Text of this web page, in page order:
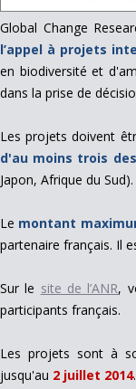
Global Change
l’appel à projets
en biodiversité et
dans la prise de
Les projets doivent
d'au moins trois
Japon, Afrique du Sud).
Le montant
partenaire français. Il
Sur le site de l’ANR,
participants français.
Les projets sont à
jusqu'au 2 juillet 2014.